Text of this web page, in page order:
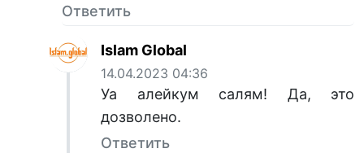
Ответить
Islam Global
14.04.2023 04:36
Уа алейкум салям! Да, это
дозволено.
Ответить